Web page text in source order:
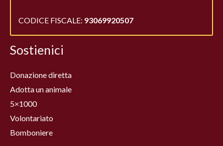
CODICE FISCALE: 93069920507
Sostienici
Donazione diretta
Adotta un animale
5×1000
Volontariato
Bomboniere